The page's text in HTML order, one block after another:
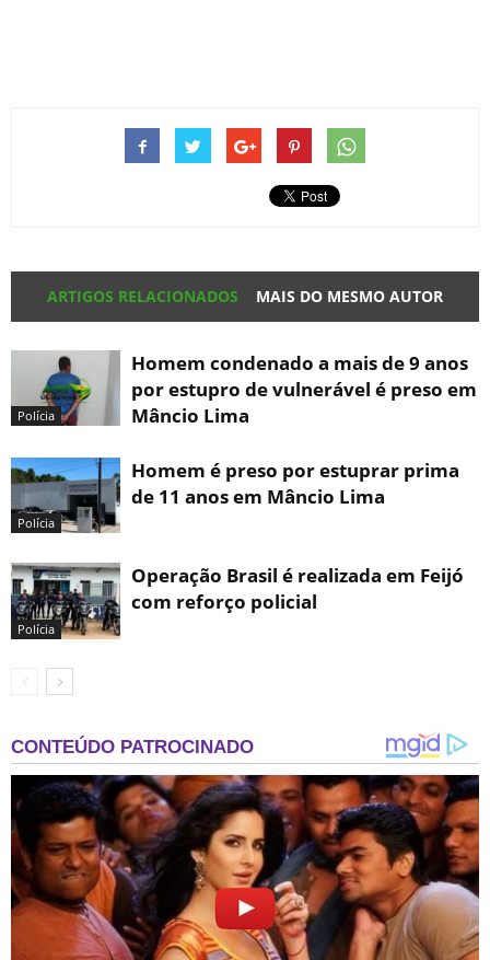
ARTIGOS RELACIONADOS MAIS DO MESMO AUTOR
Polícia
Homem condenado a mais de 9 anos
por estupro de vulnerável é preso em
Mâncio Lima
Polícia
Homem é preso por estuprar prima
de 11 anos em Mâncio Lima
Polícia
Operação Brasil é realizada em Feijó
com reforço policial